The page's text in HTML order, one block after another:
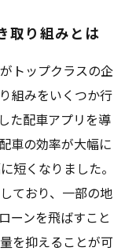
取り組みとは
トップクラスの企
組みをいくつか行
た配車アプリを導
車の効率が大幅に
短くなりました。
ており、一部の地
ーンを飛ばすこと
を抑えることが可